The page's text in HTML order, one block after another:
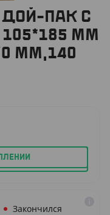
ПАК С
ММ
ММ,140
Закончился